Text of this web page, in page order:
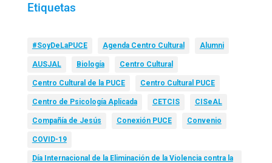
Etiquetas
#SoyDeLaPUCE Agenda Centro Cultural Alumni
AUSJAL Biología Centro Cultural
Centro Cultural de la PUCE Centro Cultural PUCE
Centro de Psicología Aplicada CETCIS CISeAL
Compañía de Jesús Conexión PUCE Convenio
COVID-19
Día Internacional de la Eliminación de la Violencia contra la